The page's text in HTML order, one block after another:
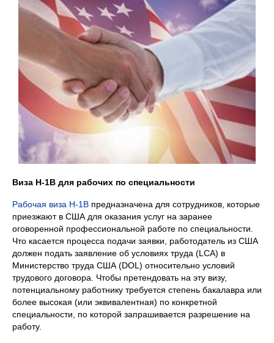
Виза H-1B для рабочих по специальности
Рабочая виза H-1B предназначена для сотрудников, которые
приезжают в США для оказания услуг на заранее
оговоренной профессиональной работе по специальности.
Что касается процесса подачи заявки, работодатель из США
должен подать заявление об условиях труда (LCA) в
Министерство труда США (DOL) относительно условий
трудового договора. Чтобы претендовать на эту визу,
потенциальному работнику требуется степень бакалавра или
более высокая (или эквивалентная) по конкретной
специальности, по которой запрашивается разрешение на
работу.